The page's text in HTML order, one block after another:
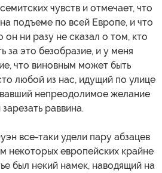
чувств и отмечает, что
подъеме по всей Европе, и что
ни разу не сказал о том, кто
за это безобразие, и у меня
что виновным может быть
любой из нас, идущий по улице
непреодолимое желание
раввина.
все-таки удели пару абзацев
некоторых европейских крайне
был некий намек, наводящий на